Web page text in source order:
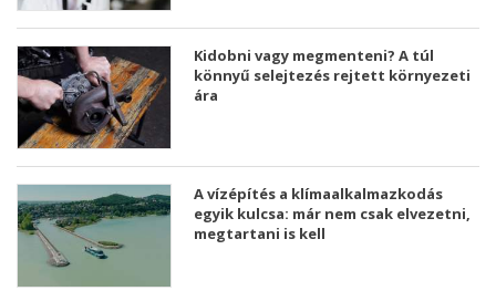
Kidobni vagy megmenteni? A túl
könnyű selejtezés rejtett környezeti
ára
A vízépítés a klímaalkalmazkodás
egyik kulcsa: már nem csak elvezetni,
megtartani is kell